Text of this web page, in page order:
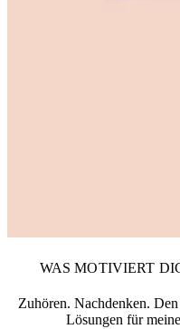
WAS MOTIVIERT
Zuhören. Nachdenken.
Lösungen für